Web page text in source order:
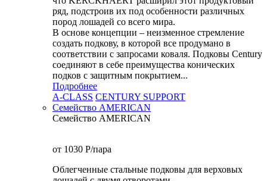
ряд, подстроив их под особенности различных
пород лошадей со всего мира.
В основе концепции – неизменное стремление
создать подкову, в которой все продумано в
соответствии с запросами коваля. Подковы Century
cоединяют в себе преимущества конических
подков с защитным покрытием...
Подробнее
A-CLASS CENTURY SUPPORT
Семейство AMERICAN
Семейство AMERICAN
от 1030 P/пара
Облегченные стальные подковы для верховых